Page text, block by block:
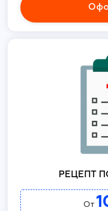
РЕЦЕПТ
От